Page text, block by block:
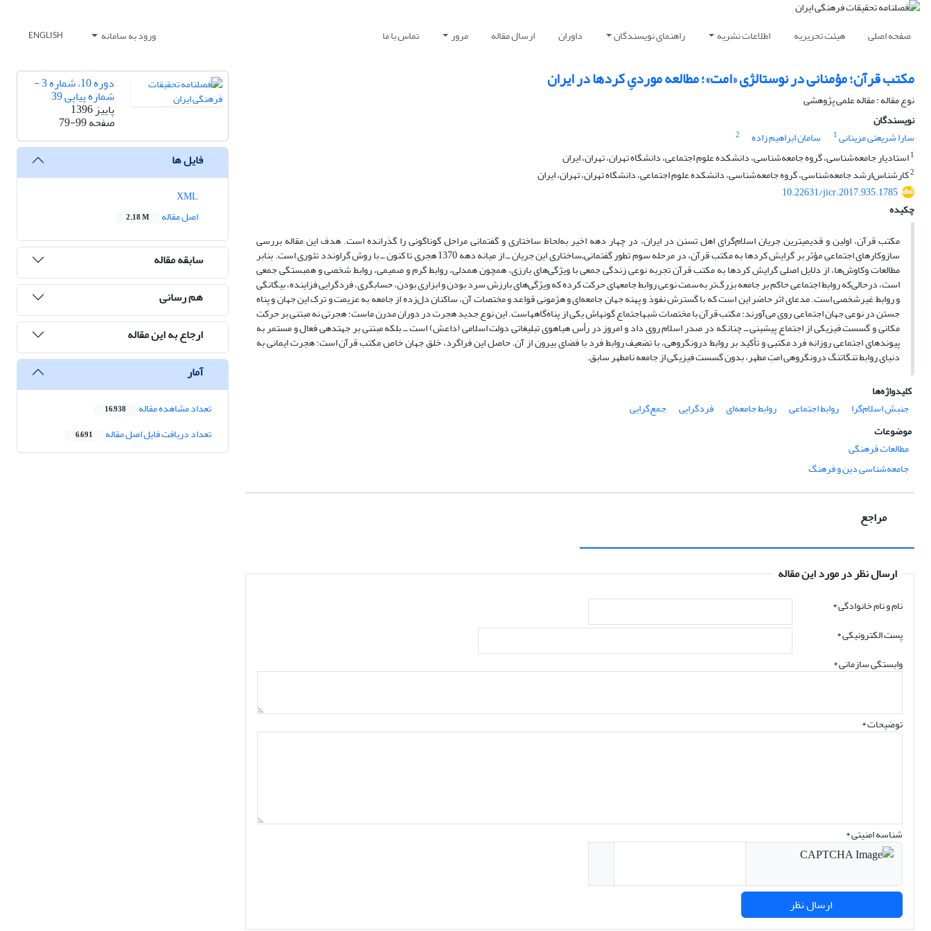
صفحه اصلی هیئت تحریریه اطلاعات نشریه راهنمای نویسندگان داوران ارسال مقاله مرور تماس با ما ورود به سامانه ENGLISH
مکتب قرآن؛ مؤمنانی در نوستالژی «امت»؛ مطالعه موردیِ کردها در ایران
نوع مقاله : مقاله علمی پژوهشی
نویسندگان
سارا شریعتی مزینانی1 سامان ابراهیم زاده
2
1استادیار جامعه‌شناسی، گروه جامعه‌شناسی، دانشکده علوم اجتماعی، دانشگاه تهران، تهران، ایران
2کارشناس‌ارشد جامعه‌شناسی، گروه جامعه‌شناسی، دانشکده علوم اجتماعی، دانشگاه تهران، تهران، ایران
10.22631/jicr.2017.935.1785
چکیده
مکتب قرآن، اولین و قدیمی­ترین جریان اسلام‌گرای اهل تسنن در ایران، در چهار دهه اخیر به‌لحاظ ساختاری و گفتمانی مراحل گوناگونی را گذرانده است. هدف این مقاله بررسی
سازوکارهای اجتماعی مؤثر بر گرایش کردها به مکتب قرآن، در مرحله سوم تطور گفتمانی‌ـ‌ساختاری این جریان ــ از میانه دهه 1370 هجری تا کنون ــ با روش گراوندد تئوری است. بنابر
مطالعات وکاوش‌ها، از دلایل اصلی گرایش کردها به مکتب قرآن تجربه نوعی زندگی جمعی با ویژگی‌های بارزی، همچون همدلی، روابط گرم و صمیمی، روابط شخصی و همبستگی جمعی
است، درحالی‌که روابط اجتماعی حاکم بر جامعه بزرگ‌تر به‌سمت نوعی روابط جامعه­ای حرکت کرده که ویژگی‌های بارزش سرد بودن و ابزاری بودن، حسابگری، فردگرایی فزاینده، بیگانگی
و روابط غیرشخصی است. مدعای اثر حاضر این است که با گسترش نفوذ و پهنه جهان جامعه‌ای و هژمونی قواعد و مختصات آن، ساکنان دل‌زده از جامعه به عزیمت و ترک این جهان و پناه
جستن در نوعی جهان اجتماعی روی می‌آورند؛ مکتب قرآن با مختصات شبه­اجتماع گونه­اش یکی از پناه‌گاه­هاست. این نوع جدید هجرت در دوران مدرن ماست؛ هجرتی نه مبتنی بر حرکت
مکانی و گسست فیزیکی از اجتماع پیشینی ــ چنانکه در صدر اسلام روی داد و امروز در رأس هیاهوی تبلیغاتی دولت اسلامی (داعش) است ــ بلکه مبتنی بر جهت­دهی فعال و مستمر به
پیوندهای اجتماعی روزانه فرد مکتبی و تأکید بر روابط درون­گروهی، با تضعیف روابط فرد با فضای بیرون از آن. حاصل این فراگرد، خلق جهان خاص مکتب قرآن است؛ هجرت ایمانی به
دنیای روابط تنگاتنگ درون­گروهی امتِ مطهر، بدون گسست فیزیکی از جامعه نامطهر سابق.
کلیدواژه‌ها
جنبش اسلام‌گرا
روابط اجتماعی روابط جامعه‌ای فردگرایی
جمع‌گرایی
موضوعات
مطالعات فرهنگی
جامعه‌شناسی دین و فرهنگ
مراجع
ارسال نظر در مورد این مقاله
نام و نام خانوادگی*
پست الکترونیکی*
وابستگی سازمانی *
توضیحات *
شناسه امنیتی *
دوره 10، شماره 3 -
شماره پیاپی 39
پاییز 1396
صفحه79-99
فایل ها
اصل مقاله
2.18 M
سابقه مقاله
هم رسانی
ارجاع به این مقاله
آمار
تعداد مشاهده مقاله 16,938
تعداد دریافت فایل اصل مقاله 6,691